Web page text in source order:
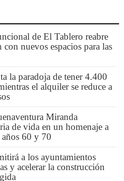
de El Tablero reabre
con nuevos espacios para las
la paradoja de tener 4.400
el alquiler se reduce a
Miranda
de vida en un homenaje a
años 60 y 70
a los ayuntamientos
y acelerar la construcción